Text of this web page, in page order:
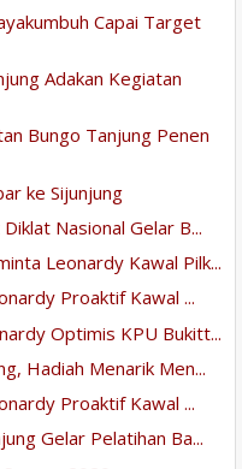
Capai Target
Adakan Kegiatan
Bungo Tanjung Penen
ke Sijunjung
Nasional Gelar B...
Leonardy Kawal Pilk...
Proaktif Kawal ...
Optimis KPU Bukitt...
Hadiah Menarik Men...
Proaktif Kawal ...
Gelar Pelatihan Ba...